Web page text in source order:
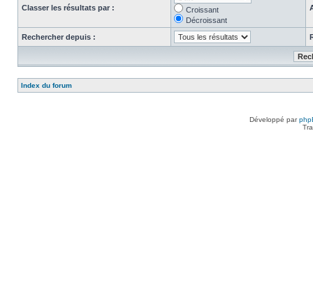
Classer les résultats par :
Croissant
Décroissant
Rechercher depuis :
Index du forum
Développé par